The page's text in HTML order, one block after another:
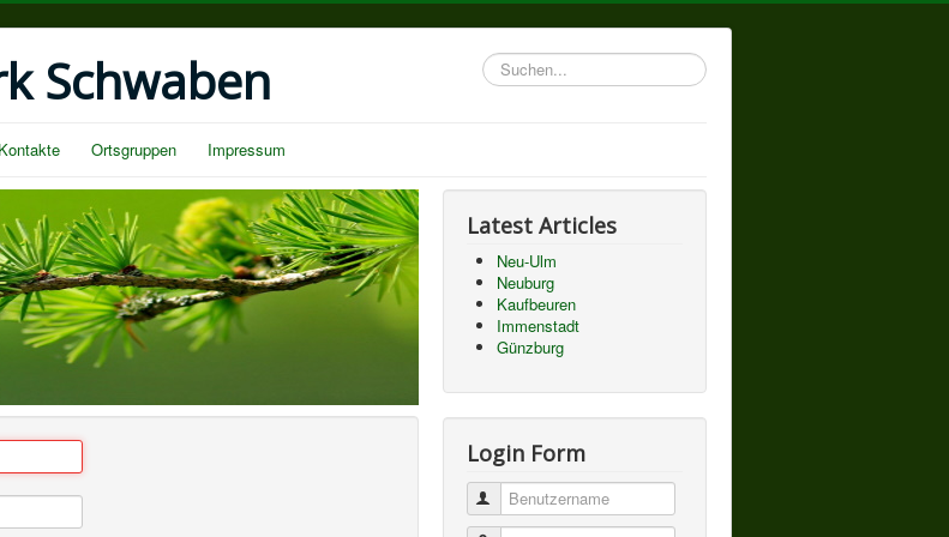
Schwaben Suchen...
Kontakte Ortsgruppen Impressum
Latest Articles
Neu-Ulm
Neuburg
Kaufbeuren
Immenstadt
Günzburg
Login Form
Benutzername